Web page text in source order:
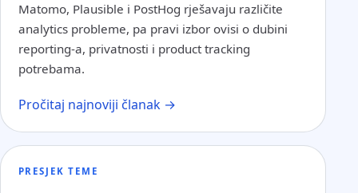
Matomo, Plausible i PostHog rješavaju različite
analytics probleme, pa pravi izbor ovisi o dubini
reporting-a, privatnosti i product tracking
potrebama.
Pročitaj najnoviji članak →
PRESJEK TEME